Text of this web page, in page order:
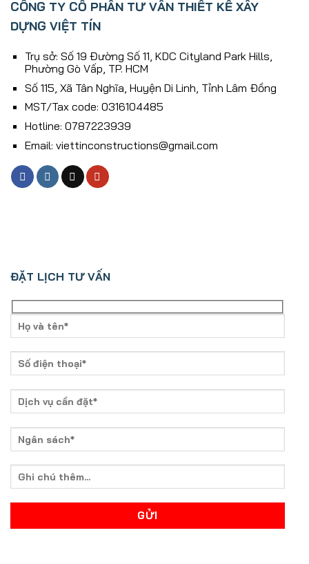
CÔNG TY CỔ PHẦN TƯ VẤN THIẾT KẾ XÂY
DỰNG VIỆT TÍN
Trụ sở: Số 19 Đường Số 11, KDC Cityland Park Hills,
Phường Gò Vấp, TP. HCM
Số 115, Xã Tân Nghĩa, Huyện Di Linh, Tỉnh Lâm Ðồng
MST/Tax code: 0316104485
Hotline: 0787223939
Email: viettinconstructions@gmail.com
ĐẶT LỊCH TƯ VẤN